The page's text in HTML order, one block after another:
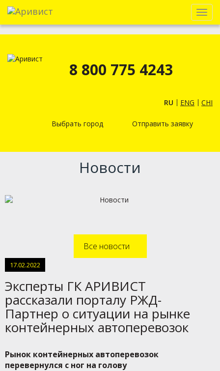
Menu
8 800 775 4243
RU ENG CHI
Выбрать город Отправить заявку
Новости
Все новости
17.02.2022
Эксперты ГК АРИВИСТ
рассказали порталу РЖД-
Партнер о ситуации на рынке
контейнерных автоперевозок
Рынок контейнерных автоперевозок
перевернулся с ног на голову